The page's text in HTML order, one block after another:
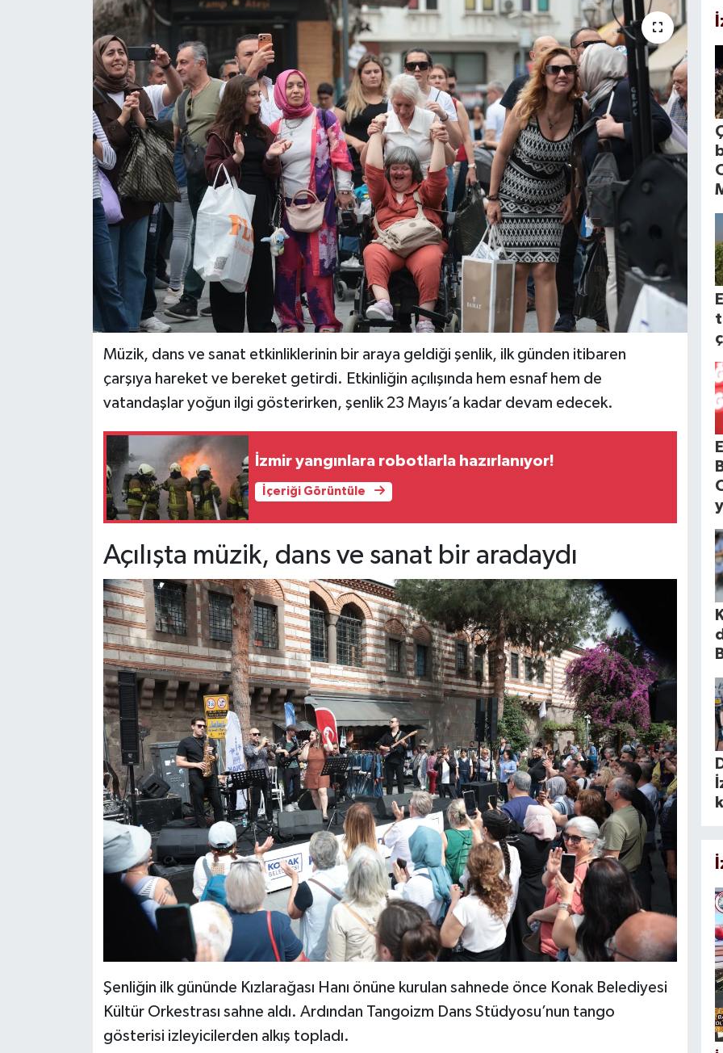
Müzik, dans ve sanat etkinliklerinin bir araya geldiği şenlik, ilk günden itibaren
çarşıya hareket ve bereket getirdi. Etkinliğin açılışında hem esnaf hem de
vatandaşlar yoğun ilgi gösterirken, şenlik 23 Mayıs’a kadar devam edecek.
İzmir yangınlara robotlarla hazırlanıyor!
İçeriği Görüntüle
Açılışta müzik, dans ve sanat bir aradaydı
Şenliğin ilk gününde Kızlarağası Hanı önüne kurulan sahnede önce Konak Belediyesi
Kültür Orkestrası sahne aldı. Ardından Tangoizm Dans Stüdyosu’nun tango
gösterisi izleyicilerden alkış topladı.
Teknoloji
Tatil ve Seyahat
Okul Gazetesi